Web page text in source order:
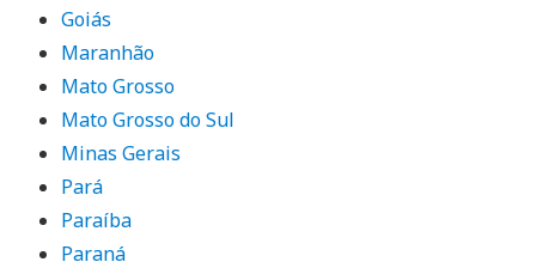
Goiás
Maranhão
Mato Grosso
Mato Grosso do Sul
Minas Gerais
Pará
Paraíba
Paraná